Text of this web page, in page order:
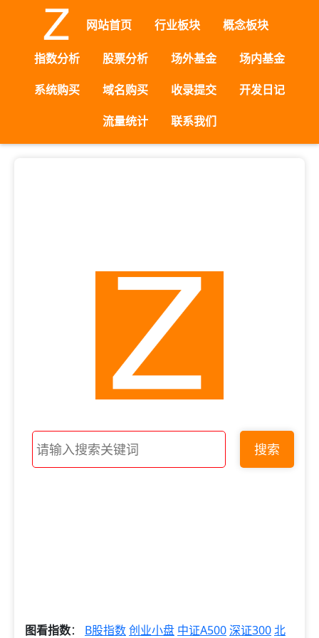
网站首页 行业板块 概念板块
指数分析 股票分析 场外基金
场内基金
系统购买
域名购买 收录提交
开发日记
流量统计
联系我们
搜索
图看指数： B股指数创业小盘 中证A500深证300北